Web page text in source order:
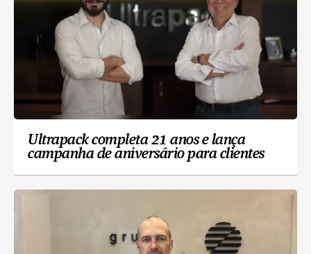
Ultrapack completa 21 anos e lança
campanha de aniversário para clientes